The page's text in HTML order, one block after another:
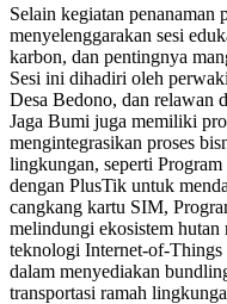
Selain kegiatan penanaman
menyelenggarakan sesi
karbon, dan pentingnya
Sesi ini dihadiri oleh
Desa Bedono, dan relawan
Jaga Bumi juga memiliki
mengintegrasikan proses
lingkungan, seperti
dengan PlusTik untuk
cangkang kartu SIM,
melindungi ekosistem
teknologi Internet-of-Things
dalam menyediakan
transportasi ramah